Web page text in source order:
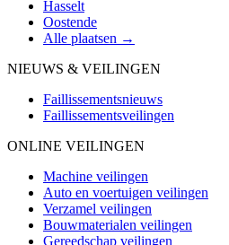
Hasselt
Oostende
Alle plaatsen →
NIEUWS & VEILINGEN
Faillissementsnieuws
Faillissementsveilingen
ONLINE VEILINGEN
Machine veilingen
Auto en voertuigen veilingen
Verzamel veilingen
Bouwmaterialen veilingen
Gereedschap veilingen